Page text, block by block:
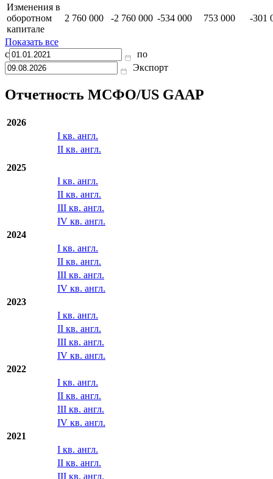
Изменения в
оборотном
капитале
2 760 000 -2 760 000 -534 000 753 000 -301
Показать все
с
по
Экспорт
Отчетность МСФО/US GAAP
2026
I кв. англ.
II кв. англ.
2025
I кв. англ.
II кв. англ.
III кв. англ.
IV кв. англ.
2024
I кв. англ.
II кв. англ.
III кв. англ.
IV кв. англ.
2023
I кв. англ.
II кв. англ.
III кв. англ.
IV кв. англ.
2022
I кв. англ.
II кв. англ.
III кв. англ.
IV кв. англ.
2021
I кв. англ.
II кв. англ.
III кв. англ.